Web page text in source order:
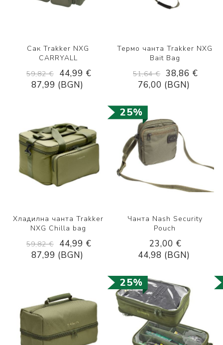
Сак Trakker NXG
CARRYALL
59,82 €
44,99 €
87,99 (BGN)
Термо чанта Trakker NXG
Bait Bag
51,64 € 38,86 €
76,00 (BGN)
25%
Хладилна чанта Trakker
NXG Chilla bag
59,82 €
44,99 €
87,99 (BGN)
Чанта Nash Security
Pouch
23,00 €
44,98 (BGN)
25%